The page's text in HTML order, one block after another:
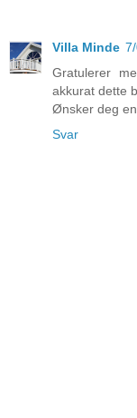
Villa Minde
Gratulerer
akkurat dette
Ønsker deg
Svar